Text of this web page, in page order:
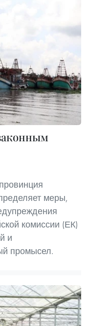
меры,
комиссии (ЕК)
и
промысел.